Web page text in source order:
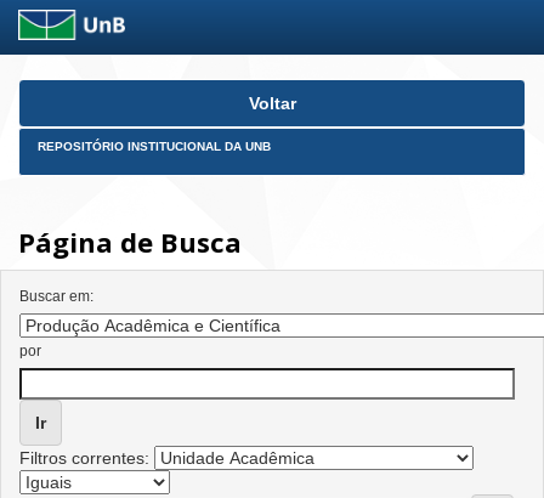
Skip
Voltar
REPOSITÓRIO INSTITUCIONAL DA UNB
Página de Busca
Buscar em:
por
Filtros correntes: